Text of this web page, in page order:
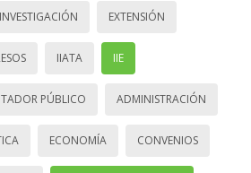
INVESTIGACIÓN EXTENSIÓN
IIATA IIE
PÚBLICO ADMINISTRACIÓN
ECONOMÍA CONVENIOS